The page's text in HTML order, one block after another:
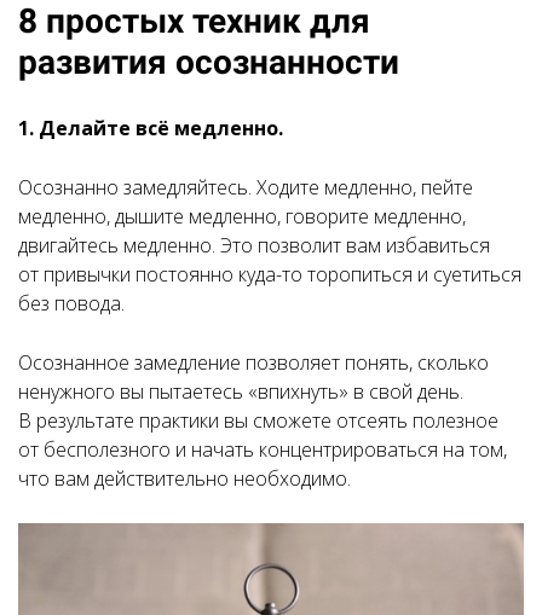
8 простых техник для
развития осознанности
1. Делайте всё медленно.
Осознанно замедляйтесь. Ходите медленно, пейте
медленно, дышите медленно, говорите медленно,
двигайтесь медленно. Это позволит вам избавиться
от привычки постоянно куда-то торопиться и суетиться
без повода.
Осознанное замедление позволяет понять, сколько
ненужного вы пытаетесь «впихнуть» в свой день.
В результате практики вы сможете отсеять полезное
от бесполезного и начать концентрироваться на том,
что вам действительно необходимо.